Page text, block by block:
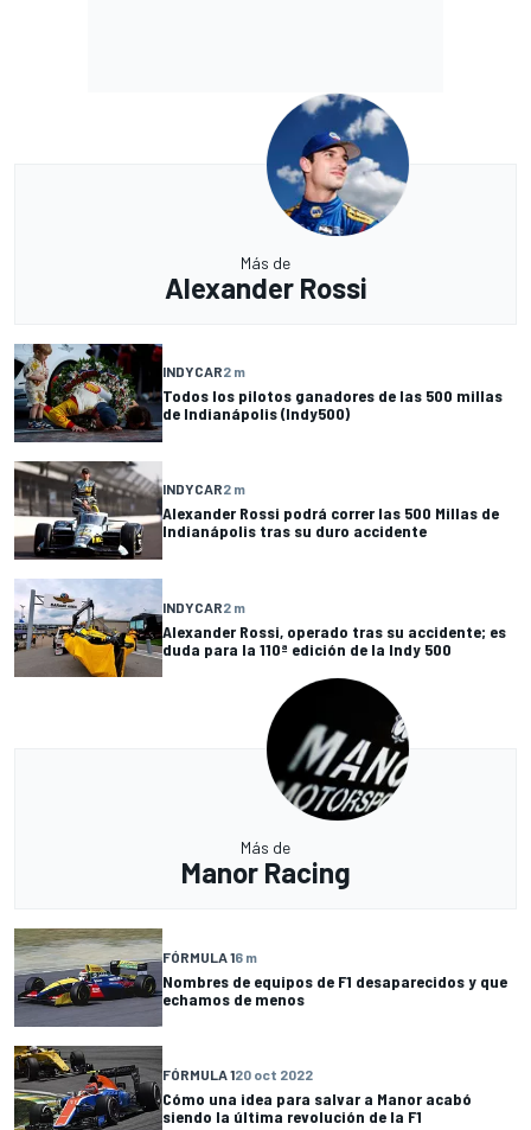
Más de
Alexander Rossi
INDYCAR2 m
Todos los pilotos ganadores de las 500 millas
de Indianápolis (Indy500)
INDYCAR2 m
Alexander Rossi podrá correr las 500 Millas de
Indianápolis tras su duro accidente
INDYCAR2 m
Alexander Rossi, operado tras su accidente; es
duda para la 110ª edición de la Indy 500
Más de
Manor Racing
FÓRMULA 16 m
Nombres de equipos de F1 desaparecidos y que
echamos de menos
FÓRMULA 120 oct 2022
Cómo una idea para salvar a Manor acabó
siendo la última revolución de la F1